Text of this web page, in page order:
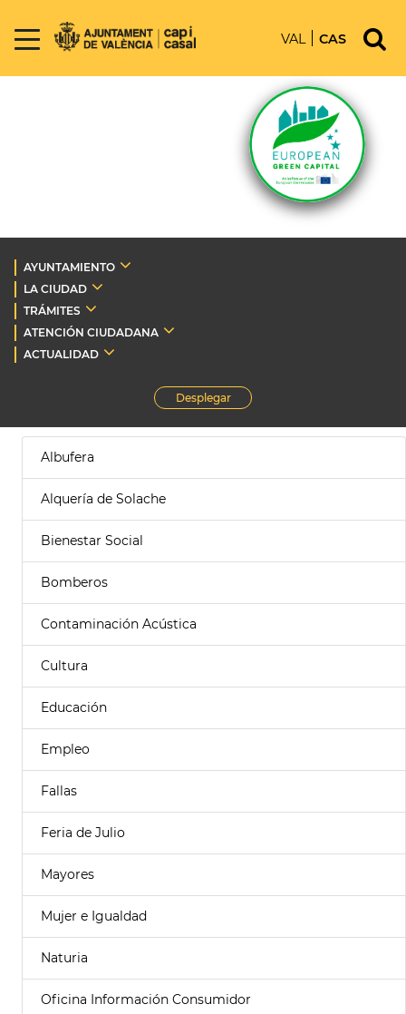
VAL CAS
AYUNTAMIENTO
LA CIUDAD
TRÁMITES
ATENCIÓN CIUDADANA
ACTUALIDAD
Desplegar
Albufera
Alquería de Solache
Bienestar Social
Bomberos
Contaminación Acústica
Cultura
Educación
Empleo
Fallas
Feria de Julio
Mayores
Mujer e Igualdad
Naturia
Oficina Información Consumidor